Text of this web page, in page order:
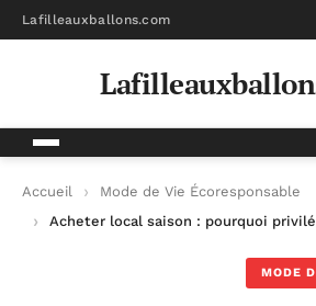
Lafilleauxballons.com
Accueil
Mode de Vie Écoresponsable
Acheter local saison : pourquoi
MODE